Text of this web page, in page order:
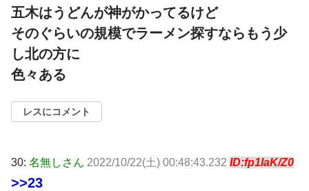
五木はうどんが神がかってるけど
そのぐらいの規模でラーメン探すならもう少
し北の方に
色々ある
レスにコメント
30: 名無しさん 2022/10/22(土) 00:48:43.232 ID:fp1IaK/Z0
>>23